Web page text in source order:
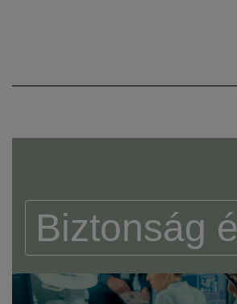
Biztonság